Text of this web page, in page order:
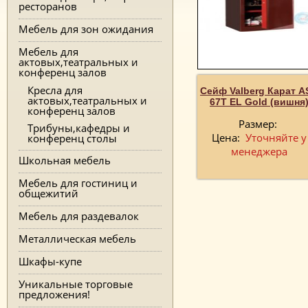
ресторанов
Мебель для зон ожидания
Мебель для
актовых,театральных и
конференц залов
Кресла для
актовых,театральных и
конференц залов
Трибуны,кафедры и
конференц столы
Школьная мебель
Мебель для гостиниц и
общежитий
Мебель для раздевалок
Металлическая мебель
Шкафы-купе
Уникальные торговые
предложения!
Сейф Valberg Карат
67T EL Gold (вишня)
Размер:
Цена: Уточняйте у
менеджера